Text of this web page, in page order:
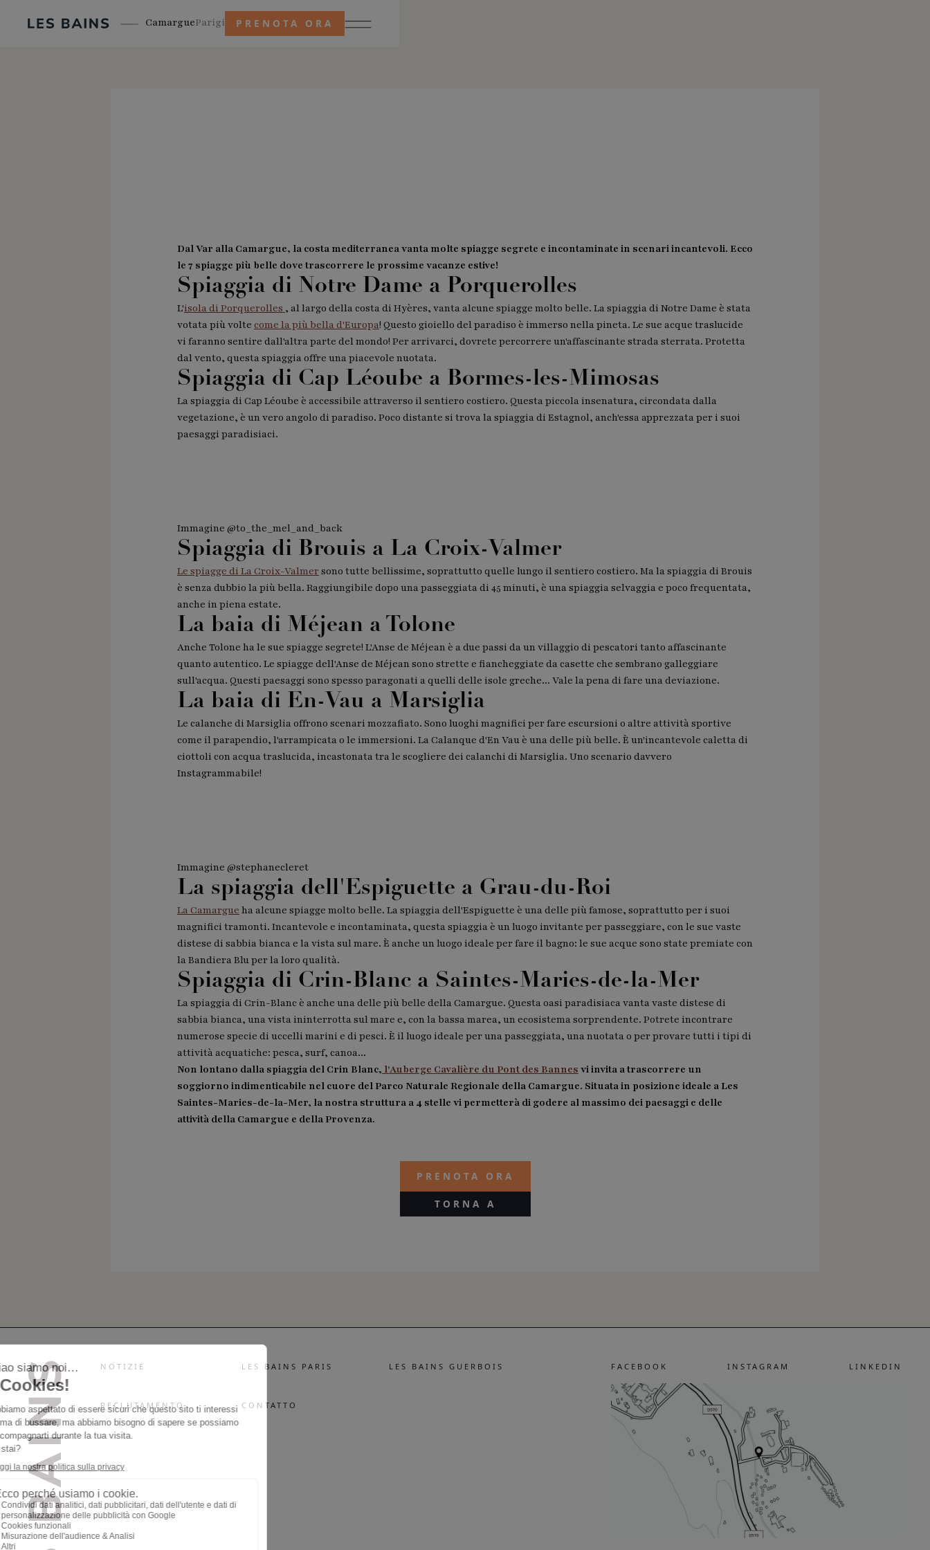
CamargueParigi PRENOTA ORA
Dal Var alla Camargue, la costa mediterranea vanta molte spiagge segrete e incontaminate in scenari incantevoli. Ecco
le 7 spiagge più belle dove trascorrere le prossime vacanze estive!
Spiaggia di Notre Dame a Porquerolles
L'isola di Porquerolles , al largo della costa di Hyères, vanta alcune spiagge molto belle. La spiaggia di Notre Dame è stata
votata più volte come la più bella d'Europa! Questo gioiello del paradiso è immerso nella pineta. Le sue acque traslucide
vi faranno sentire dall'altra parte del mondo! Per arrivarci, dovrete percorrere un'affascinante strada sterrata. Protetta
dal vento, questa spiaggia offre una piacevole nuotata.
Spiaggia di Cap Léoube a Bormes-les-Mimosas
La spiaggia di Cap Léoube è accessibile attraverso il sentiero costiero. Questa piccola insenatura, circondata dalla
vegetazione, è un vero angolo di paradiso. Poco distante si trova la spiaggia di Estagnol, anch'essa apprezzata per i suoi
paesaggi paradisiaci.
Immagine @to_the_mel_and_back
Spiaggia di Brouis a La Croix-Valmer
Le spiagge di La Croix-Valmer sono tutte bellissime, soprattutto quelle lungo il sentiero costiero. Ma la spiaggia di Brouis
è senza dubbio la più bella. Raggiungibile dopo una passeggiata di 45 minuti, è una spiaggia selvaggia e poco frequentata,
anche in piena estate.
La baia di Méjean a Tolone
Anche Tolone ha le sue spiagge segrete! L'Anse de Méjean è a due passi da un villaggio di pescatori tanto affascinante
quanto autentico. Le spiagge dell'Anse de Méjean sono strette e fiancheggiate da casette che sembrano galleggiare
sull'acqua. Questi paesaggi sono spesso paragonati a quelli delle isole greche... Vale la pena di fare una deviazione.
La baia di En-Vau a Marsiglia
Le calanche di Marsiglia offrono scenari mozzafiato. Sono luoghi magnifici per fare escursioni o altre attività sportive
come il parapendio, l'arrampicata o le immersioni. La Calanque d'En Vau è una delle più belle. È un'incantevole caletta di
ciottoli con acqua traslucida, incastonata tra le scogliere dei calanchi di Marsiglia. Uno scenario davvero
Instagrammabile!
Immagine @stephanecleret
La spiaggia dell'Espiguette a Grau-du-Roi
La Camargue ha alcune spiagge molto belle. La spiaggia dell'Espiguette è una delle più famose, soprattutto per i suoi
magnifici tramonti. Incantevole e incontaminata, questa spiaggia è un luogo invitante per passeggiare, con le sue vaste
distese di sabbia bianca e la vista sul mare. È anche un luogo ideale per fare il bagno: le sue acque sono state premiate con
la Bandiera Blu per la loro qualità.
Spiaggia di Crin-Blanc a Saintes-Maries-de-la-Mer
La spiaggia di Crin-Blanc è anche una delle più belle della Camargue. Questa oasi paradisiaca vanta vaste distese di
sabbia bianca, una vista ininterrotta sul mare e, con la bassa marea, un ecosistema sorprendente. Potrete incontrare
numerose specie di uccelli marini e di pesci. È il luogo ideale per una passeggiata, una nuotata o per provare tutti i tipi di
attività acquatiche: pesca, surf, canoa...
Non lontano dalla spiaggia del Crin Blanc, l'Auberge Cavalière du Pont des Bannes vi invita a trascorrere un
soggiorno indimenticabile nel cuore del Parco Naturale Regionale della Camargue. Situata in posizione ideale a Les
Saintes-Maries-de-la-Mer, la nostra struttura a 4 stelle vi permetterà di godere al massimo dei paesaggi e delle
attività della Camargue e della Provenza.
PRENOTA ORA
TORNA A
NOTIZIE LES BAINS PARIS LES BAINS GUERBOIS
RECLUTAMENTO CONTATTO
FACEBOOK INSTAGRAM LINKEDIN